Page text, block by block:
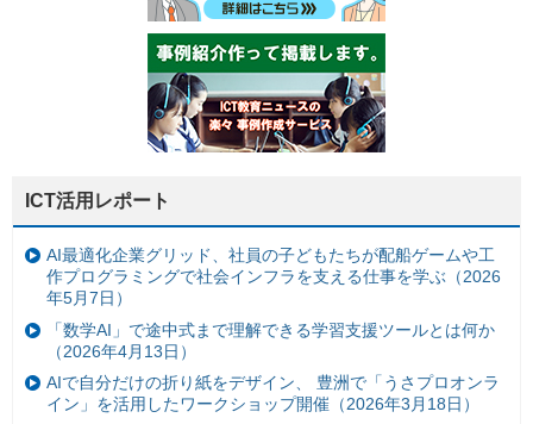
ICT活用レポート
AI最適化企業グリッド、社員の子どもたちが配船ゲームや工
作プログラミングで社会インフラを支える仕事を学ぶ（2026
年5月7日）
「数学AI」で途中式まで理解できる学習支援ツールとは何か
（2026年4月13日）
AIで自分だけの折り紙をデザイン、 豊洲で「うさプロオンラ
イン」を活用したワークショップ開催（2026年3月18日）